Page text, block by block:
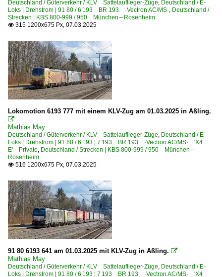
Deutschland / Güterverkehr / KLV Sattelauflieger-Züge, Deutschland / E-
Loks | Drehstrom | 91 80 / 6 193 BR 193 ·Vectron AC/MS·, Deutschland /
Strecken | KBS 800-999 / 950 München – Rosenheim
 315 1200x675 Px, 07.03.2025
Lokomotion 6193 777 mit einem KLV-Zug am 01.03.2025 in Aßling.

Mathias May
Deutschland / Güterverkehr / KLV Sattelauflieger-Züge, Deutschland / E-
Loks | Drehstrom | 91 80 / 6 193 ¦ 7 193 BR 193 ·Vectron AC/MS· 'X4
E' Private, Deutschland / Strecken | KBS 800-999 / 950 München –
Rosenheim
 516 1200x675 Px, 07.03.2025
91 80 6193 641 am 01.03.2025 mit KLV-Zug in Aßling. 
Mathias May
Deutschland / Güterverkehr / KLV Sattelauflieger-Züge, Deutschland / E-
Loks | Drehstrom | 91 80 / 6 193 ¦ 7 193 BR 193 ·Vectron AC/MS· 'X4